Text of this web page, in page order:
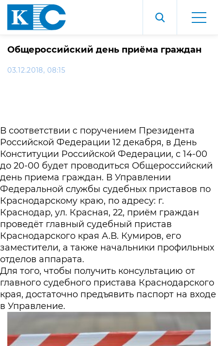
Общероссийский день приёма граждан
03.12.2018, 08:15
В соответствии с поручением Президента
Российской Федерации 12 декабря, в День
Конституции Российской Федерации, с 14-00
до 20-00 будет проводиться Общероссийский
день приема граждан. В Управлении
Федеральной службы судебных приставов по
Краснодарскому краю, по адресу: г.
Краснодар, ул. Красная, 22, приём граждан
проведёт главный судебный пристав
Краснодарского края А.В. Кумиров, его
заместители, а также начальники профильных
отделов аппарата.
Для того, чтобы получить консультацию от
главного судебного пристава Краснодарского
края, достаточно предъявить паспорт на входе
в Управление.